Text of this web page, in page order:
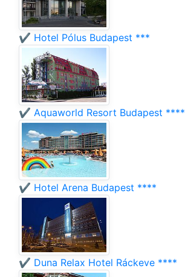
✔️ Hotel Pólus Budapest ***
✔️ Aquaworld Resort Budapest ****
✔️ Hotel Arena Budapest ****
✔️ Duna Relax Hotel Ráckeve ****